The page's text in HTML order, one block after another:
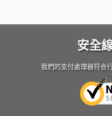
安全
我們的支付處理器符合